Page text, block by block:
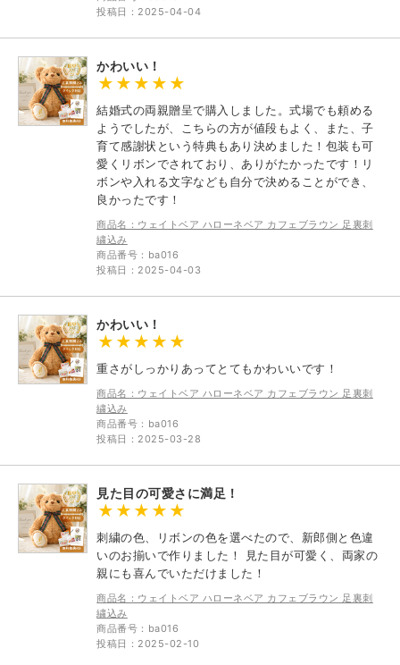
投稿日：2025-04-04
かわいい！
結婚式の両親贈呈で購入しました。式場でも頼める
ようでしたが、こちらの方が値段もよく、また、子
育て感謝状という特典もあり決めました！包装も可
愛くリボンでされており、ありがたかったです！リ
ボンや入れる文字なども自分で決めることができ、
良かったです！
商品名：ウェイトベア ハローネベア カフェブラウン 足裏刺
繍込み
商品番号：ba016
投稿日：2025-04-03
かわいい！
重さがしっかりあってとてもかわいいです！
商品名：ウェイトベア ハローネベア カフェブラウン 足裏刺
繍込み
商品番号：ba016
投稿日：2025-03-28
見た目の可愛さに満足！
刺繍の色、リボンの色を選べたので、新郎側と色違
いのお揃いで作りました！ 見た目が可愛く、両家の
親にも喜んでいただけました！
商品名：ウェイトベア ハローネベア カフェブラウン 足裏刺
繍込み
商品番号：ba016
投稿日：2025-02-10